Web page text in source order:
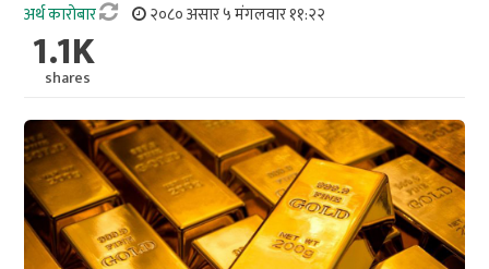
अर्थ काराेबार २०८० असार ५ मंगलवार ११:२२
1.1K
shares